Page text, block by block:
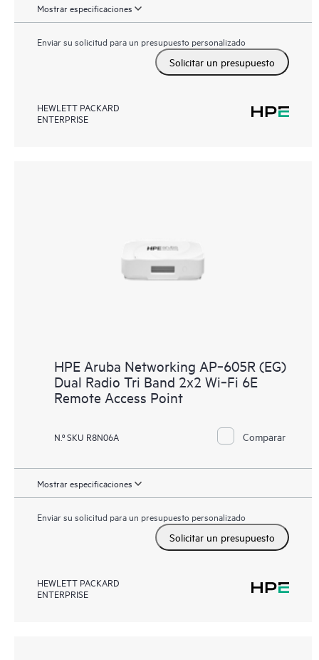
Mostrar especificaciones
Enviar su solicitud para un presupuesto personalizado
Solicitar un presupuesto
HEWLETT PACKARD
ENTERPRISE
HPE Aruba Networking AP‑605R (EG)
Dual Radio Tri Band 2x2 Wi‑Fi 6E
Remote Access Point
N.º SKU R8N06A Comparar
Mostrar especificaciones
Enviar su solicitud para un presupuesto personalizado
Solicitar un presupuesto
HEWLETT PACKARD
ENTERPRISE